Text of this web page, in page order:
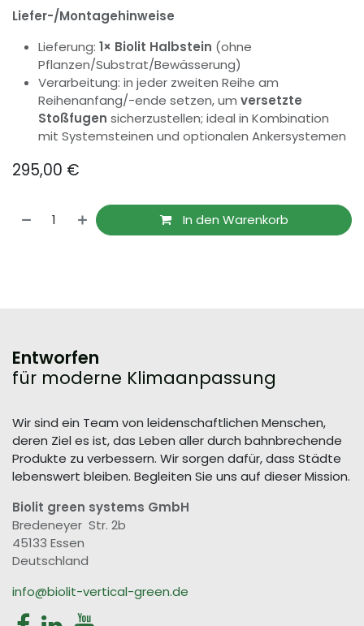
Liefer-/Montagehinweise
Lieferung: 1× Biolit Halbstein (ohne
Pflanzen/Substrat/Bewässerung)
Verarbeitung: in jeder zweiten Reihe am
Reihenanfang/-ende setzen, um versetzte
Stoßfugen sicherzustellen; ideal in Kombination
mit Systemsteinen und optionalen Ankersystemen
295,00 €
In den Warenkorb
Entworfen
für moderne Klimaanpassung
Wir sind ein Team von leidenschaftlichen Menschen,
deren Ziel es ist, das Leben aller durch bahnbrechende
Produkte zu verbessern. Wir sorgen dafür, dass Städte
lebenswert bleiben. Begleiten Sie uns auf dieser Mission.
Biolit green systems GmbH
Bredeneyer Str. 2b
45133 Essen
Deutschland
info@biolit-vertical-green.de